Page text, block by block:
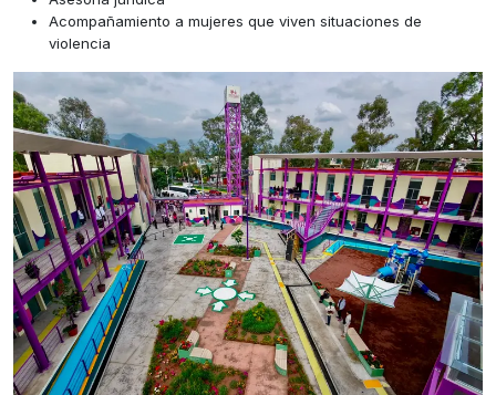
Acompañamiento a mujeres que viven situaciones de
violencia